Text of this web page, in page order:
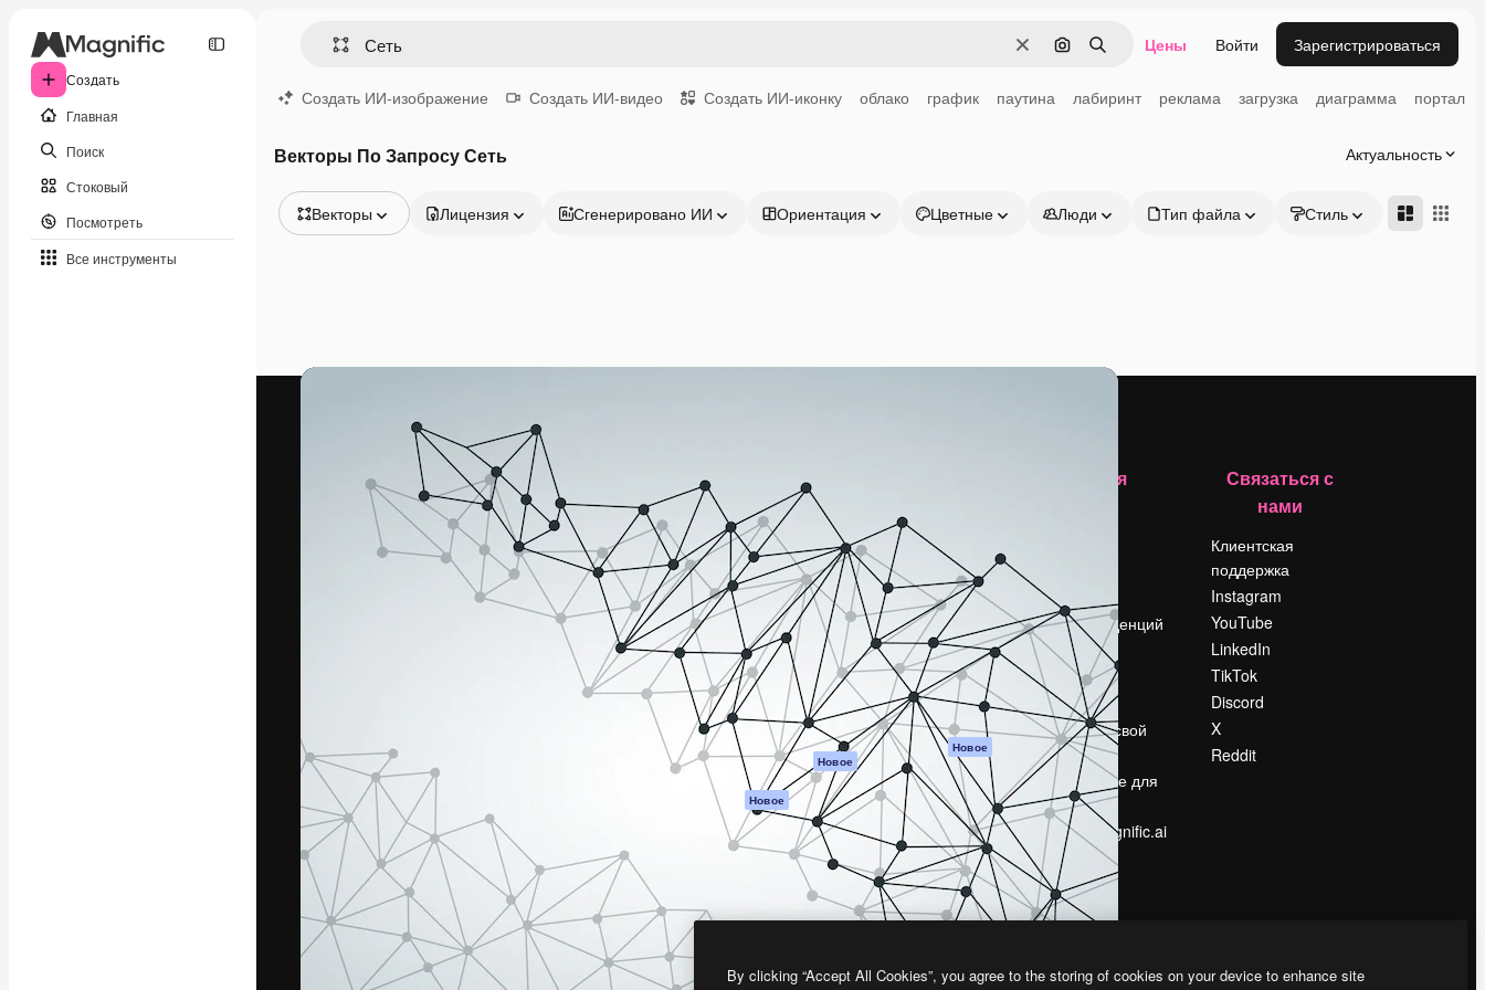
Создать
Главная
Поиск
Стоковый
Посмотреть
Все инструменты
ОчиститьПоиск по изображению
Поиск Цены Войти Зарегистрироваться
Создать ИИ-изображение Создать ИИ-видео Создать ИИ-иконку облако график паутина лабиринт реклама загрузка диаграмма портал
Векторы По Запросу Сеть Актуальность
Векторы
Видео
Лицензия Сгенерировано ИИ Ориентация Цветные Люди Тип файла Стиль Адвансд
Креативная платформа для создания
ваших лучших работ. Более 1 миллиона
подписчиков среди креаторов,
предприятий, агентств и студий.
Продукция
Spaces
ИИ-помощник
Генератор
изображений ИИ
Генератор видео
ИИ
Генератор голоса
на основе ИИ
Стоковый контент
MCP для
Claude/ChatGPT
Новое
Агенты Новое
Мобильное
Все инструменты
Magnific
Academy
Документация по
Пакету ИИ
Служба
поддержки
Условия и
положения
Политика
конфиденциальности
Оригиналы Новое
Политика файлов
cookie
Центр доверия
Партнеры
Предприятие
Компания
Вакансии
Поиск тенденций
Блог
События
Slidesgo
Продайте свой
контент
Помещение для
прессы
Ищете magnific.ai
Связаться с
нами
Клиентская
поддержка
Instagram
YouTube
LinkedIn
TikTok
Discord
X
Reddit
By clicking “Accept All Cookies”, you agree to the storing of cookies on your device to enhance site